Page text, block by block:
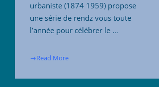
urbaniste (1874 1959) propose
une série de rendz vous toute
l’année pour célébrer le …
→Read More